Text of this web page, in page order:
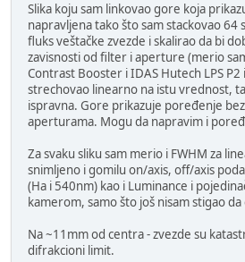
Slika koju sam linkovao gore koja
napravljena tako što sam stackovao 64
fluks veštačke zvezde i skalirao da bi
zavisnosti od filter i aperture (merio
Contrast Booster i IDAS Hutech LPS
strechovao linearno na istu vrednost,
ispravna. Gore prikazuje poređenje
aperturama. Mogu da napravim i
Za svaku sliku sam merio i FWHM za
snimljeno i gomilu on/axis, off/axis
(Ha i 540nm) kao i Luminance i
kamerom, samo što još nisam stigao
Na ~11mm od centra - zvezde su
difrakcioni limit.